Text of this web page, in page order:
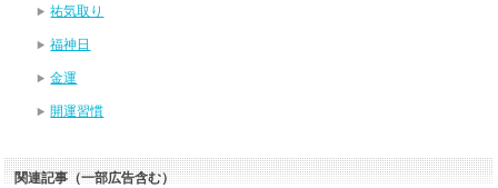
祐気取り
福神日
金運
開運習慣
関連記事（一部広告含む）